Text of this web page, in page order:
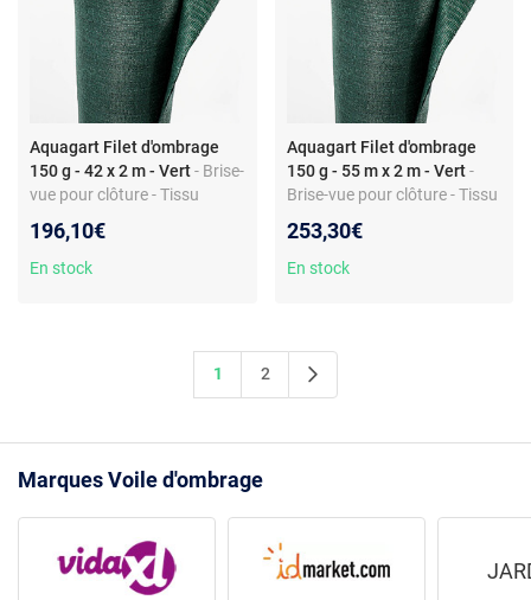
Aquagart Filet d'ombrage
150 g - 42 x 2 m - Vert- Brise-
vue pour clôture - Tissu
m - Montage facile
196,10€
En stock
Aquagart Filet d'ombrage
150 g - 55 m x 2 m - Vert -
Brise-vue pour clôture - Tissu
m - Montage facile
253,30€
En stock
1 2
Marques Voile d'ombrage